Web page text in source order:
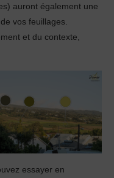
auront également une
vos feuillages.
et du contexte,
essayer en